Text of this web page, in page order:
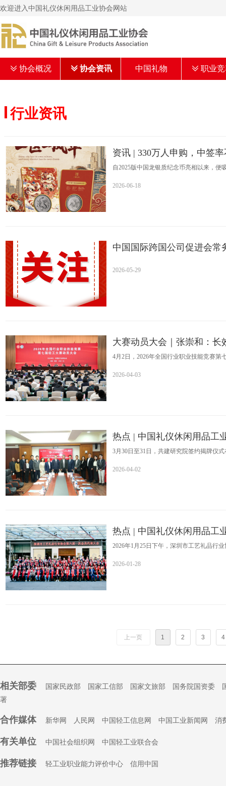
欢迎进入中国礼仪休闲用品工业协会网站
ꅂ 协会概况 ꅂ 协会资讯 中国礼物 ꅂ 职业
行业资讯
资讯 | 330万人申购，中签
自2025版中国龙银质纪念币亮相以来，便
2026-06-18
中国国际跨国公司促进会常
2026-05-29
大赛动员大会｜张崇和：长
4月2日，2026年全国行业职业技能竞赛
2026-04-03
热点 | 中国礼仪休闲用品工
新研究院
3月30日至31日，共建研究院签约揭牌仪
2026-04-02
热点 | 中国礼仪休闲用品工
会
2026年1月25日下午，深圳市工艺礼品行
2026-01-28
上一页 1 2 3 4
相关部委 国家民政部 国家工信部 国家文旅部 国务院国资委
署
合作媒体 新华网 人民网 中国轻工信息网 中国工业新闻网 消
有关单位 中国社会组织网 中国轻工业联合会
推荐链接 轻工业职业能力评价中心 信用中国